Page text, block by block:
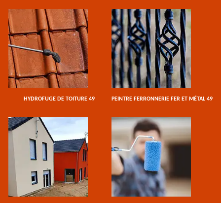
HYDROFUGE DE TOITURE 49 PEINTRE FERRONNERIE FER ET MÉTAL 49